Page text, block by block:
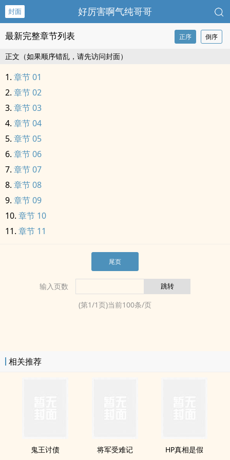
封面 好厉害啊气纯哥哥
最新完整章节列表 正序 倒序
正文（如果顺序错乱，请先访问封面）
章节 01
章节 02
章节 03
章节 04
章节 05
章节 06
章节 07
章节 08
章节 09
章节 10
章节 11
尾页
输入页数
(第1/1页)当前100条/页
相关推荐
鬼王讨债 将军受难记 HP真相是假